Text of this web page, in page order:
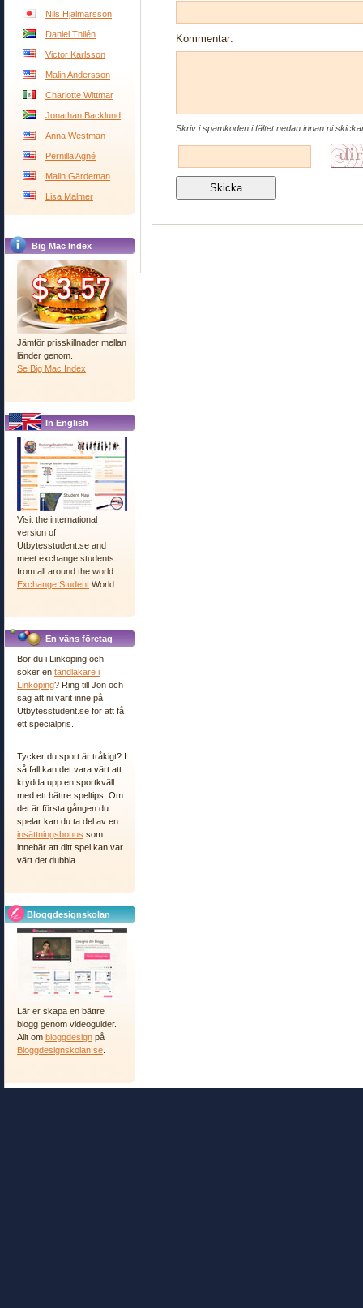
Nils Hjalmarsson
Daniel Thilén
Victor Karlsson
Malin Andersson
Charlotte Wittmar
Jonathan Backlund
Anna Westman
Pernilla Agné
Malin Gärdeman
Lisa Malmer
Big Mac Index
Jämför prisskillnader mellan
länder genom.
Se Big Mac Index
In English
Visit the international
version of
Utbytesstudent.se and
meet exchange students
from all around the world.
Exchange Student World
En väns företag
Bor du i Linköping och
söker en tandläkare i
Linköping? Ring till Jon och
säg att ni varit inne på
Utbytesstudent.se för att få
ett specialpris.
Tycker du sport är tråkigt? I
så fall kan det vara värt att
krydda upp en sportkväll
med ett bättre speltips. Om
det är första gången du
spelar kan du ta del av en
insättningsbonus som
innebär att ditt spel kan var
värt det dubbla.
Bloggdesignskolan
Lär er skapa en bättre
blogg genom videoguider.
Allt om bloggdesign på
Bloggdesignskolan.se
Kommentar:
Skriv i spamkoden i fältet nedan innan ni